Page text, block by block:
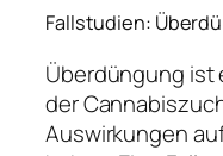
Fallstudien:
Überdüngung ist
der
Auswirkungen